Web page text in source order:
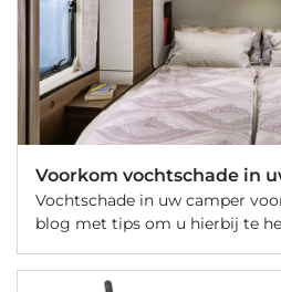
Voorkom vochtschade in
Vochtschade in uw camper
blog met tips om u hierbij te